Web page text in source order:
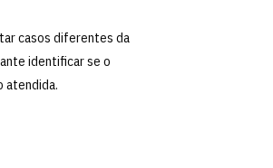
casos diferentes da
identificar se o
atendida.